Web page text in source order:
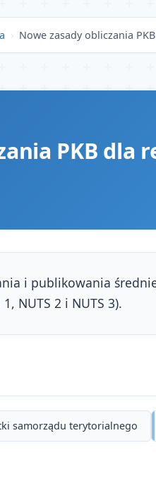
› Nowe zasady obliczania
PKB dla
i publikowania
NUTS 2 i NUTS 3).
samorządu terytorialnego